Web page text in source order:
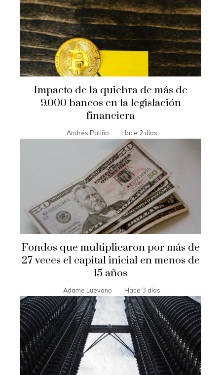
Impacto de la quiebra de más de
9.000 bancos en la legislación
financiera
Andrés Patiño Hace 2 días
Fondos que multiplicaron por más de
27 veces el capital inicial en menos de
15 años
Adame Luevano Hace 3 días